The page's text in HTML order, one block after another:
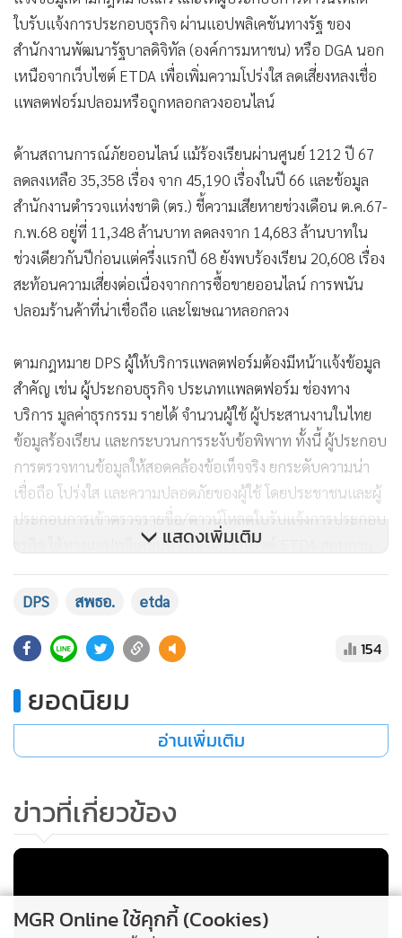
การประชุมครั้งนี้มีแพลตฟอร์มเข้าร่วม 70 บริการ ทั้งไทยและ
ต่างประเทศ สะท้อนการเชื่อมโยงของระบบนิเวศแพลตฟอร์มใน
ไทยกับผู้ให้บริการระดับโลก น.ส.จิตสถา เน้นว่า เป้าหมาย คือ
ทำงานร่วมกันให้ข้อมูลถูกต้อง ตรวจสอบได้ เป็นฐานของการ
กำกับดูแลที่ยั่งยืน ไม่ใช่การล่าเอกสารเพื่อเอาผิด
ทั้งนี้ ETDA ยังเปิดช่องให้ประชาชนตรวจรายชื่อแพลตฟอร์มที่
แจ้งข้อมูลตามกฎหมายแล้ว และให้ผู้ประกอบการดาวน์โหลด
สำนักงานพัฒนารัฐบาลดิจิทัล (องค์การมหาชน) หรือ DGA นอก
เหนือจากเว็บไซต์ ETDA เพื่อเพิ่มความโปร่งใส ลดเสี่ยงหลงเชื่อ
แพลตฟอร์มปลอมหรือถูกหลอกลวงออนไลน์
ด้านสถานการณ์ภัยออนไลน์ แม้ร้องเรียนผ่านศูนย์ 1212 ปี 67
ลดลงเหลือ 35,358 เรื่อง จาก 45,190 เรื่องในปี 66 และข้อมูล
สำนักงานตำรวจแห่งชาติ (ตร.) ชี้ความเสียหายช่วงเดือน ต.ค.67-
ก.พ.68 อยู่ที่ 11,348 ล้านบาท ลดลงจาก 14,683 ล้านบาทใน
ตามกฎหมาย DPS ผู้ให้บริการแพลตฟอร์มต้องมีหน้าแจ้งข้อมูล
สำคัญ เช่น ผู้ประกอบธุรกิจ ประเภทแพลตฟอร์ม ช่องทาง
บริการ มูลค่าธุรกรรม รายได้ จำนวนผู้ใช้ ผู้ประสานงานในไทย
ข้อมูลร้องเรียน และกระบวนการระงับข้อพิพาท ทั้งนี้ ผู้ประกอบ
เชื่อถือ โปร่งใส และความปลอดภัยของผู้ใช้ โดยประชาชนและผู้
ประกอบการเข้าตรวจรายชื่อ/ดาวน์โหลดใบรับแจ้งการประกอบ
ธุรกิจ ได้ทางแอปพลิเคชันทางรัฐ และเว็บไซต์ ETDA สอบถาม
ทีมกำกับดูแลกฎหมาย DPS
แสดงเพิ่มเติม
DPS สพธอ. etda
154
ยอดนิยม
อ่านเพิ่มเติม
ข่าวที่เกี่ยวข้อง
MGR Online ใช้คุกกี้ (Cookies)